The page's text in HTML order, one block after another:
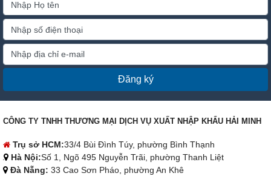
Đăng ký
CÔNG TY TNHH THƯƠNG MẠI DỊCH VỤ XUẤT NHẬP KHẨU HẢI MINH
Trụ sở HCM:33/4 Bùi Đình Túy, phường Bình Thạnh
Hà Nội:Số 1, Ngõ 495 Nguyễn Trãi, phường Thanh Liệt
Đà Nẵng: 33 Cao Sơn Pháo, phường An Khê